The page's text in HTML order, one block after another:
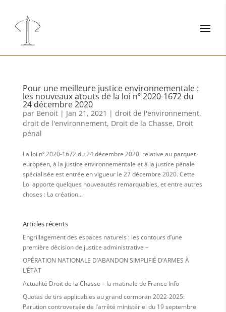
Pour une meilleure justice environnementale :
les nouveaux atouts de la loi nº 2020-1672 du
24 décembre 2020
par Benoit| Jan 21, 2021 | droit de l'environnement,
droit de l'environnement, Droit de la Chasse, Droit
pénal
La loi nº 2020-1672 du 24 décembre 2020, relative au parquet
européen, à la justice environnementale et à la justice pénale
spécialisée est entrée en vigueur le 27 décembre 2020. Cette
Loi apporte quelques nouveautés remarquables, et entre autres
choses : La création...
Articles récents
Engrillagement des espaces naturels : les contours d’une
première décision de justice administrative –
OPÉRATION NATIONALE D’ABANDON SIMPLIFIÉ D’ARMES À
L’ÉTAT
Actualité Droit de la Chasse – la matinale de France Info
Quotas de tirs applicables au grand cormoran 2022-2025:
Parution controversée de l’arrêté ministériel du 19 septembre